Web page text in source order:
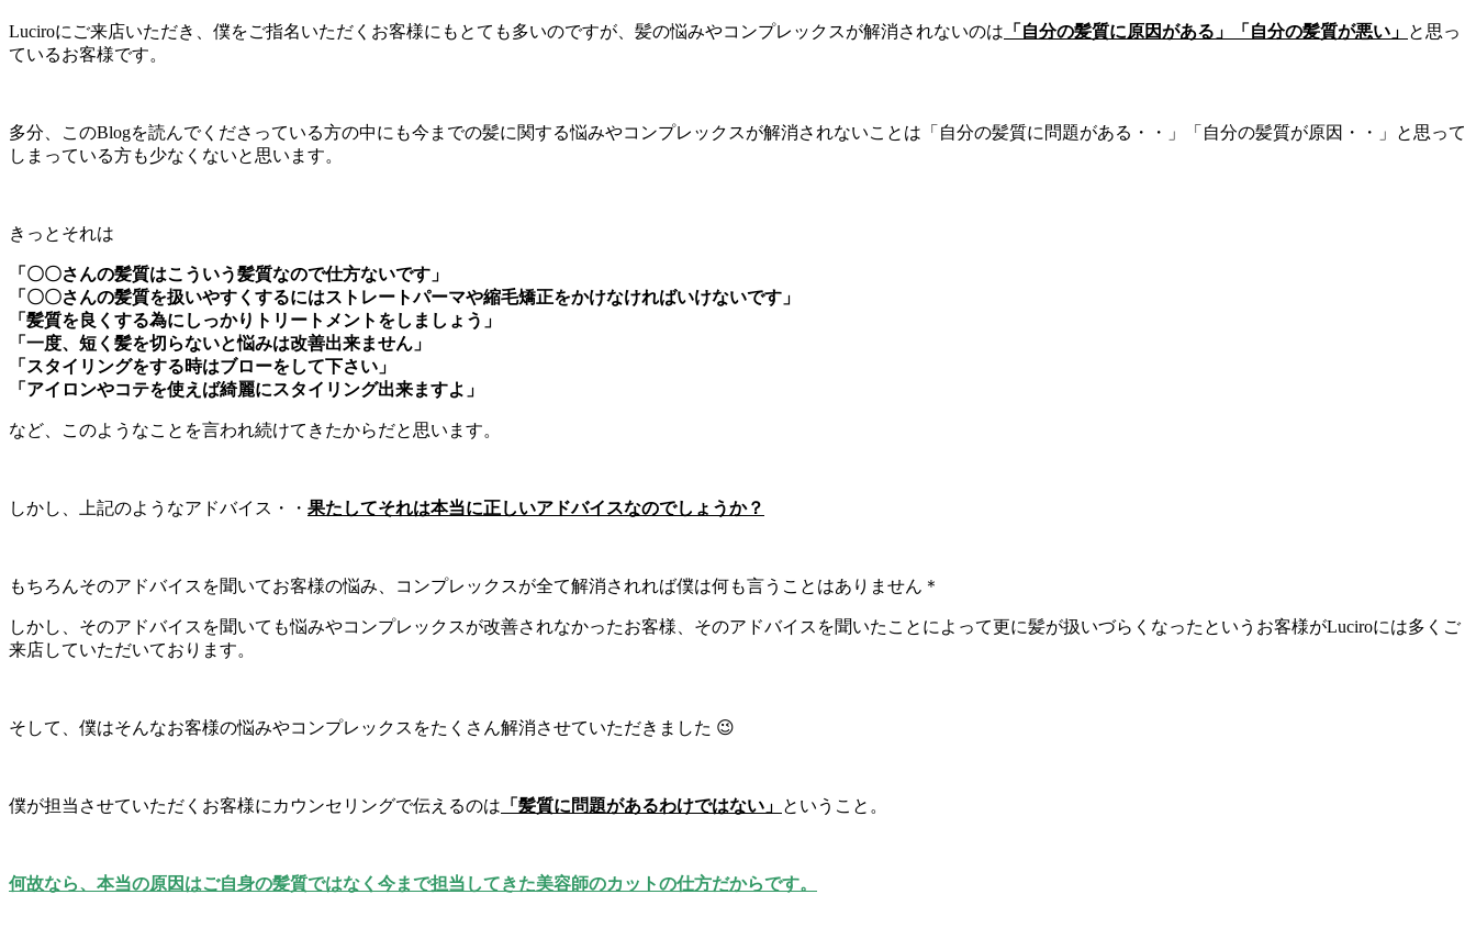
Luciroにご来店いただき、僕をご指名いただくお客様にもとても多いのですが、髪の悩みやコンプレックスが解消されないのは 「自分の髪質に原因がある」「自分の髪質が悪い」 と思っ
ているお客様です。
多分、このBlogを読んでくださっている方の中にも今までの髪に関する悩みやコンプレックスが解消されないことは「自分の髪質に問題がある・・」「自分の髪質が原因・・」と思って
しまっている方も少なくないと思います。
きっとそれは
「〇〇さんの髪質はこういう髪質なので仕方ないです」
「〇〇さんの髪質を扱いやすくするにはストレートパーマや縮毛矯正をかけなければいけないです」
「髪質を良くする為にしっかりトリートメントをしましょう」
「一度、短く髪を切らないと悩みは改善出来ません」
「スタイリングをする時はブローをして下さい」
「アイロンやコテを使えば綺麗にスタイリング出来ますよ」
など、このようなことを言われ続けてきたからだと思います。
しかし、上記のようなアドバイス・・ 果たしてそれは本当に正しいアドバイスなのでしょうか？
もちろんそのアドバイスを聞いてお客様の悩み、コンプレックスが全て解消されれば僕は何も言うことはありません＊
しかし、そのアドバイスを聞いても悩みやコンプレックスが改善されなかったお客様、そのアドバイスを聞いたことによって更に髪が扱いづらくなったというお客様がLuciroには多くご
来店していただいております。
そして、僕はそんなお客様の悩みやコンプレックスをたくさん解消させていただきました 😉
僕が担当させていただくお客様にカウンセリングで伝えるのは 「髪質に問題があるわけではない」 ということ。
何故なら、本当の原因はご自身の髪質ではなく今まで担当してきた美容師のカットの仕方だからです。